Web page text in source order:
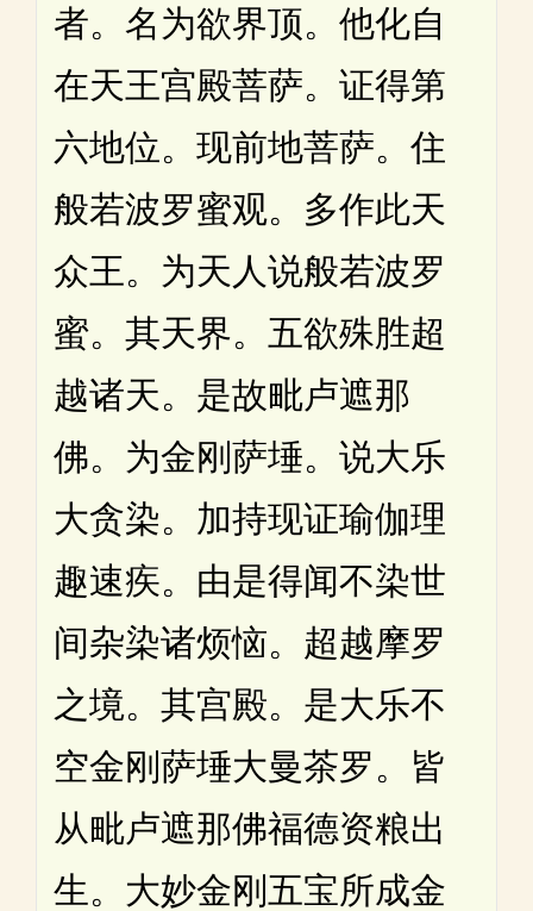
者。名为欲界顶。他化自
在天王宫殿菩萨。证得第
六地位。现前地菩萨。住
般若波罗蜜观。多作此天
众王。为天人说般若波罗
蜜。其天界。五欲殊胜超
越诸天。是故毗卢遮那
佛。为金刚萨埵。说大乐
大贪染。加持现证瑜伽理
趣速疾。由是得闻不染世
间杂染诸烦恼。超越摩罗
之境。其宫殿。是大乐不
空金刚萨埵大曼茶罗。皆
从毗卢遮那佛福德资粮出
生。大妙金刚五宝所成金